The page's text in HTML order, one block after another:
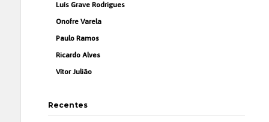
Luís Grave Rodrigues
Onofre Varela
Paulo Ramos
Ricardo Alves
Vítor Julião
Recentes